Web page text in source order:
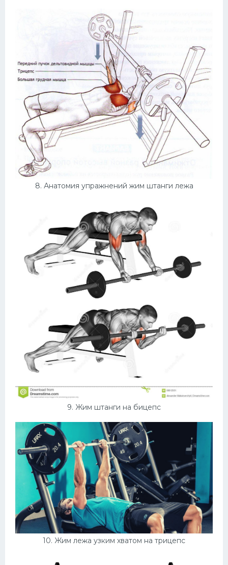
8. Анатомия упражнений жим штанги лежа
9. Жим штанги на бицепс
10. Жим лежа узким хватом на трицепс